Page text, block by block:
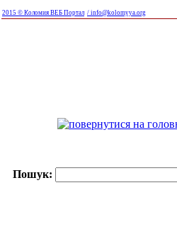
2015 © Коломия ВЕБ Портал / info@kolomyya.org
Пошук: